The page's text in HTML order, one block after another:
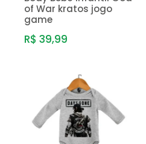
of War kratos jogo
game
R$ 39,99